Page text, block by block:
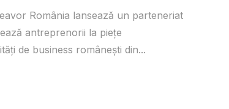
România lansează un parteneriat
antreprenorii la piețe
de business românești din...